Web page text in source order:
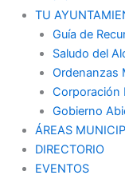
TU
Guía de
Saludo del
Ordenanzas
Corporación
Gobierno
ÁREAS
DIRECTORIO
EVENTOS